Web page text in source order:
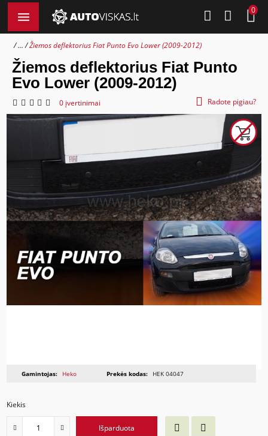
0
... Žiemos deflektorius Fiat Punto Evo Lower (2009-2012)
Žiemos deflektorius Fiat Punto
Evo Lower (2009-2012)
0 įvertinimai Radote pigiau?
Gamintojas: Heko Prekės kodas: HEK 04047
Kiekis
Išparduota